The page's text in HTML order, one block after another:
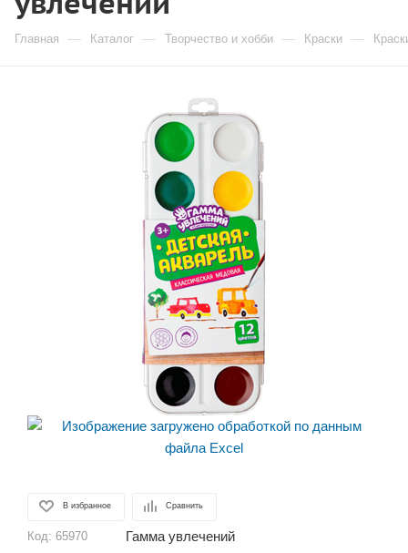
Главная — Каталог — Творчество и хобби — Краски —
В избранное Сравнить
Код: 65970 Гамма увлечений